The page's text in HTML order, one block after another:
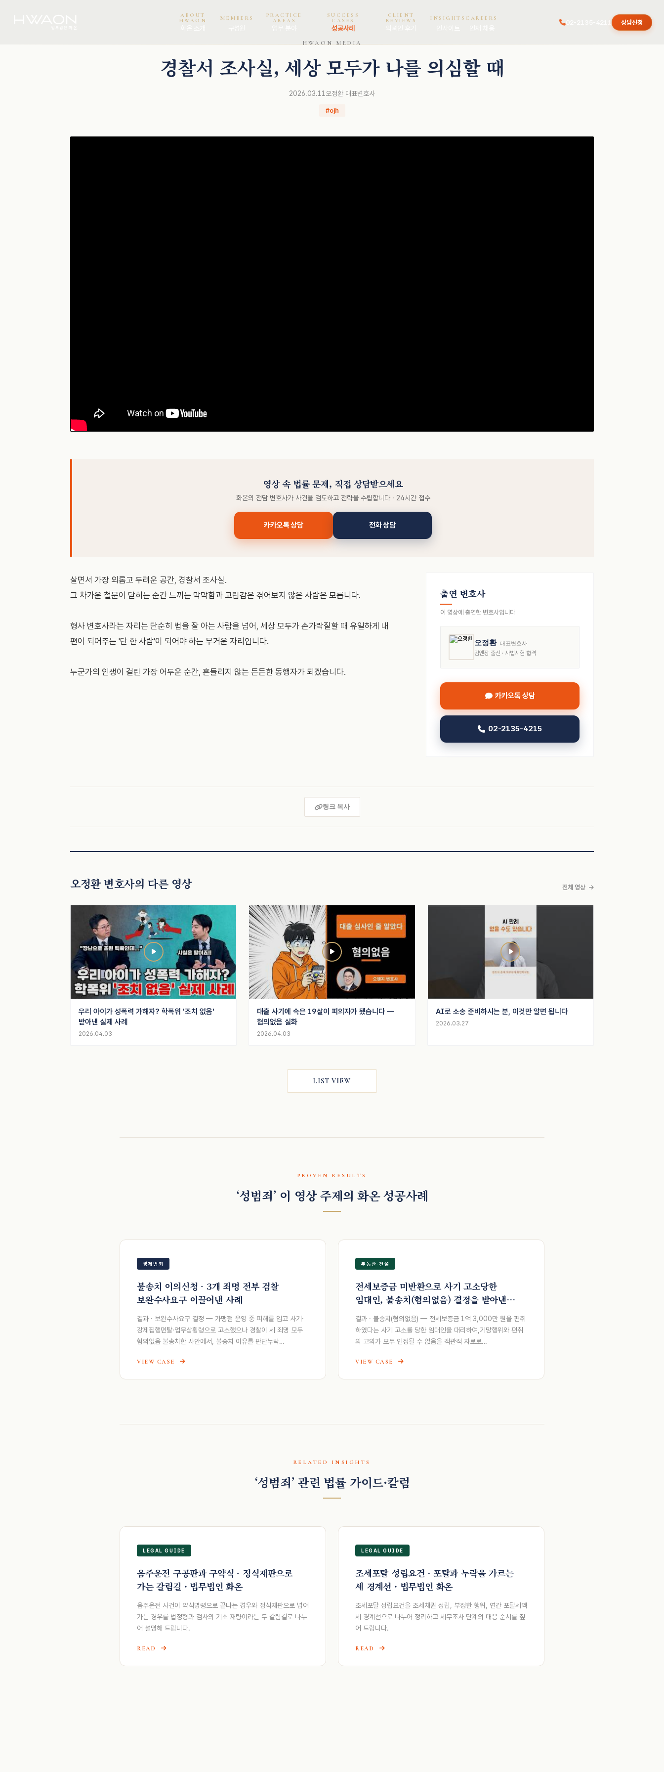
ABOUT
HWAON
MEMBERS
PRACTICE
AREAS
SUCCESS
CASES
성공사례
CLIENT
REVIEWS
INSIGHTS CAREERS
02-2135-4211 상담신청
HWAON MEDIA
경찰서 조사실, 세상 모두가 나를 의심할 때
2026.03.11 오정환 대표변호사
#ojh
영상 속 법률 문제, 직접 상담받으세요
화온의 전담 변호사가 사건을 검토하고 전략을 수립합니다 · 24시간 접수
카카오톡 상담 전화 상담
살면서 가장 외롭고 두려운 공간, 경찰서 조사실.
그 차가운 철문이 닫히는 순간 느끼는 막막함과 고립감은 겪어보지 않은 사람은 모릅니다.
형사 변호사라는 자리는 단순히 법을 잘 아는 사람을 넘어, 세상 모두가 손가락질할 때 유일하게 내
편이 되어주는 '단 한 사람'이 되어야 하는 무거운 자리입니다.
누군가의 인생이 걸린 가장 어두운 순간, 흔들리지 않는 든든한 동행자가 되겠습니다.
출연 변호사
이 영상에 출연한 변호사입니다
오정환 대표변호사
김앤장 출신 · 사법시험 합격
카카오톡 상담
02-2135-4215
링크 복사
오정환 변호사의 다른 영상 전체 영상
우리 아이가 성폭력 가해자? 학폭위 '조치 없음'
받아낸 실제 사례
2026.04.03
대출 사기에 속은 19살이 피의자가 됐습니다 —
혐의없음 실화
2026.04.03
AI로 소송 준비하시는 분, 이것만 알면 됩니다
2026.03.27
LIST VIEW
PROVEN RESULTS
‘성범죄’ 이 영상 주제의 화온 성공사례
경제범죄
불송치 이의신청 - 3개 죄명 전부 검찰
보완수사요구 이끌어낸 사례
결과 · 보완수사요구 결정 — 가맹점 운영 중 피해를 입고 사기·
강제집행면탈·업무상횡령으로 고소했으나 경찰이 세 죄명 모두
혐의없음 불송치한 사안에서, 불송치 이유를 판단누락…
VIEW CASE
부동산·건설
전세보증금 미반환으로 사기 고소당한
임대인, 불송치(혐의없음) 결정을 받아낸
사례
결과 · 불송치(혐의없음) — 전세보증금 1억 3,000만 원을 편취
하였다는 사기 고소를 당한 임대인을 대리하여,기망행위와 편취
의 고의가 모두 인정될 수 없음을 객관적 자료로…
VIEW CASE
RELATED INSIGHTS
‘성범죄’ 관련 법률 가이드·칼럼
LEGAL GUIDE
음주운전 구공판과 구약식 - 정식재판으로
가는 갈림길 · 법무법인 화온
음주운전 사건이 약식명령으로 끝나는 경우와 정식재판으로 넘어
가는 경우를 법정형과 검사의 기소 재량이라는 두 갈림길로 나누
어 설명해 드립니다.
READ
LEGAL GUIDE
조세포탈 성립요건 - 포탈과 누락을 가르는
세 경계선 · 법무법인 화온
조세포탈 성립요건을 조세채권 성립, 부정한 행위, 연간 포탈세액
세 경계선으로 나누어 정리하고 세무조사 단계의 대응 순서를 짚
어 드립니다.
READ